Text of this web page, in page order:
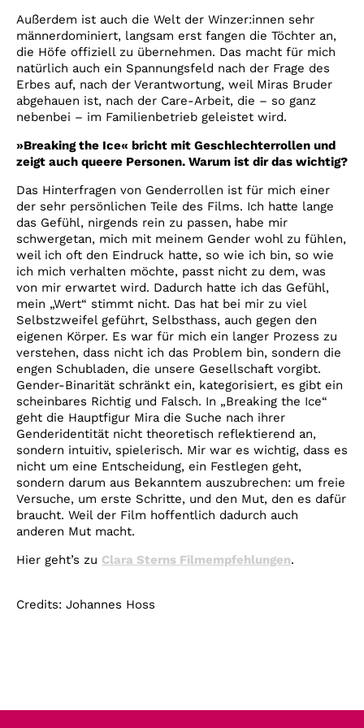
Außerdem ist auch die Welt der Winzer:innen sehr
männerdominiert, langsam erst fangen die Töchter an,
die Höfe offiziell zu übernehmen. Das macht für mich
natürlich auch ein Spannungsfeld nach der Frage des
Erbes auf, nach der Verantwortung, weil Miras Bruder
abgehauen ist, nach der Care-Arbeit, die – so ganz
nebenbei – im Familienbetrieb geleistet wird.
»Breaking the Ice« bricht mit Geschlechterrollen und
zeigt auch queere Personen. Warum ist dir das wichtig?
Das Hinterfragen von Genderrollen ist für mich einer
der sehr persönlichen Teile des Films. Ich hatte lange
das Gefühl, nirgends rein zu passen, habe mir
schwergetan, mich mit meinem Gender wohl zu fühlen,
weil ich oft den Eindruck hatte, so wie ich bin, so wie
ich mich verhalten möchte, passt nicht zu dem, was
von mir erwartet wird. Dadurch hatte ich das Gefühl,
mein „Wert“ stimmt nicht. Das hat bei mir zu viel
Selbstzweifel geführt, Selbsthass, auch gegen den
eigenen Körper. Es war für mich ein langer Prozess zu
verstehen, dass nicht ich das Problem bin, sondern die
engen Schubladen, die unsere Gesellschaft vorgibt.
Gender-Binarität schränkt ein, kategorisiert, es gibt ein
scheinbares Richtig und Falsch. In „Breaking the Ice“
geht die Hauptfigur Mira die Suche nach ihrer
Genderidentität nicht theoretisch reflektierend an,
sondern intuitiv, spielerisch. Mir war es wichtig, dass es
nicht um eine Entscheidung, ein Festlegen geht,
sondern darum aus Bekanntem auszubrechen: um freie
Versuche, um erste Schritte, und den Mut, den es dafür
braucht. Weil der Film hoffentlich dadurch auch
anderen Mut macht.
Hier geht’s zu Clara Sterns Filmempfehlungen.
Credits: Johannes Hoss